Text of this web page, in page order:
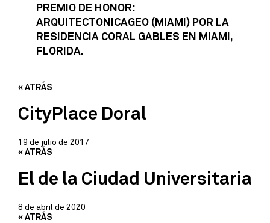
PREMIO DE HONOR:
ARQUITECTONICAGEO (MIAMI) POR LA
RESIDENCIA CORAL GABLES EN MIAMI,
FLORIDA.
« ATRÁS
CityPlace Doral
19 de julio de 2017
« ATRÁS
El de la Ciudad Universitaria
8 de abril de 2020
« ATRÁS